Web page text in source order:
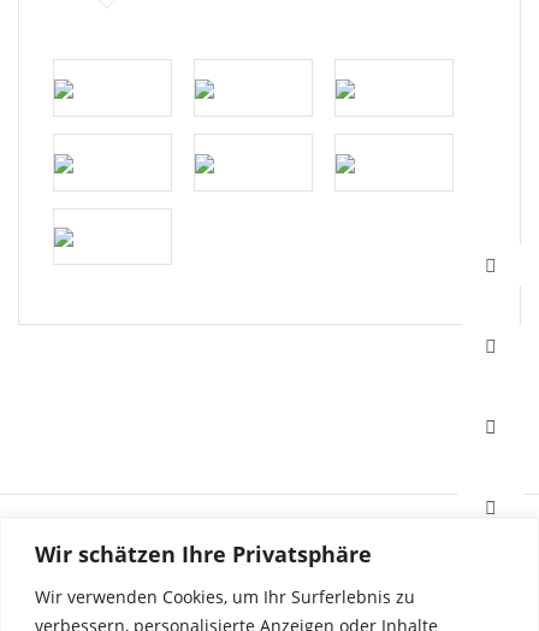
Wir schätzen Ihre Privatsphäre
Wir verwenden Cookies, um Ihr Surferlebnis zu
verbessern, personalisierte Anzeigen oder Inhalte
Weißinger Straße 16